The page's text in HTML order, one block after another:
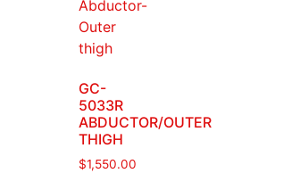
GC-
5033R
ABDUCTOR/OUTER
THIGH
$1,550.00